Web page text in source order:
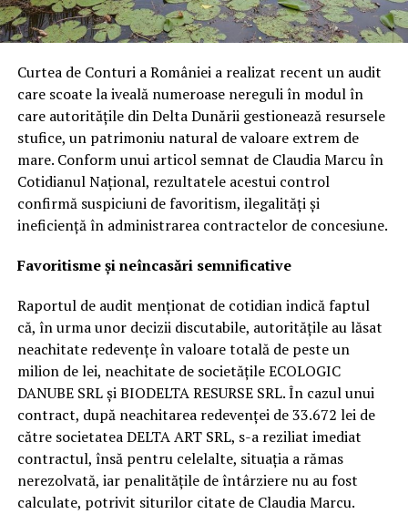
Curtea de Conturi a României a realizat recent un audit
care scoate la iveală numeroase nereguli în modul în
care autoritățile din Delta Dunării gestionează resursele
stufice, un patrimoniu natural de valoare extrem de
mare. Conform unui articol semnat de Claudia Marcu în
Cotidianul Național, rezultatele acestui control
confirmă suspiciuni de favoritism, ilegalități și
ineficiență în administrarea contractelor de concesiune.
Favoritisme și neîncasări semnificative
Raportul de audit menționat de cotidian indică faptul
că, în urma unor decizii discutabile, autoritățile au lăsat
neachitate redevențe în valoare totală de peste un
milion de lei, neachitate de societățile ECOLOGIC
DANUBE SRL și BIODELTA RESURSE SRL. În cazul unui
contract, după neachitarea redevenței de 33.672 lei de
către societatea DELTA ART SRL, s-a reziliat imediat
contractul, însă pentru celelalte, situația a rămas
nerezolvată, iar penalitățile de întârziere nu au fost
calculate, potrivit siturilor citate de Claudia Marcu.